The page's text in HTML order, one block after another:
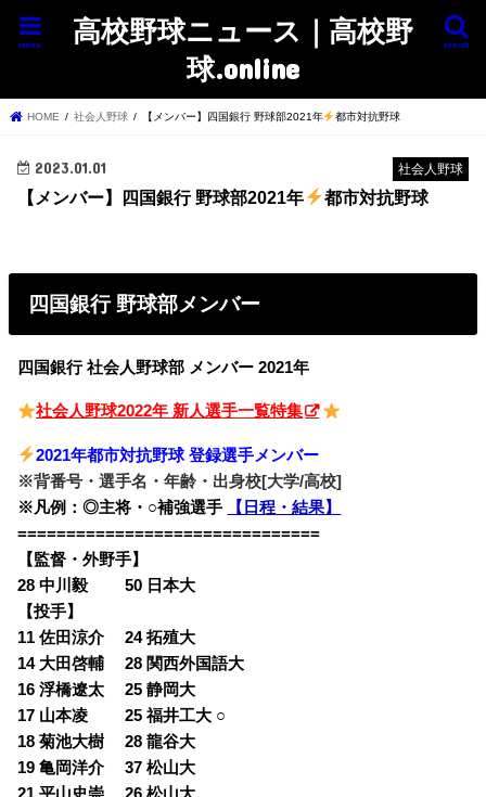
高校野球ニュース｜高校野
球.online
search
menu
HOME 社会人野球 【メンバー】四国銀行 野球部2021年 都市対抗野球
社会人野球
2023.01.01
【メンバー】四国銀行 野球部2021年 都市対抗野球
四国銀行 野球部メンバー
四国銀行 社会人野球部 メンバー 2021年
社会人野球2022年 新人選手一覧特集
2021年都市対抗野球 登録選手メンバー
※背番号・選手名・年齢・出身校[大学/高校]
※凡例：◎主将・○補強選手
【日程・結果】
===============================
【監督・外野手】
28 中川毅 50 日本大
【投手】
11 佐田涼介 24 拓殖大
14 大田啓輔 28 関西外国語大
16 浮橋遼太 25 静岡大
17 山本凌 25 福井工大 ○
18 菊池大樹 28 龍谷大
19 亀岡洋介 37 松山大
21 平山史崇 26 松山大